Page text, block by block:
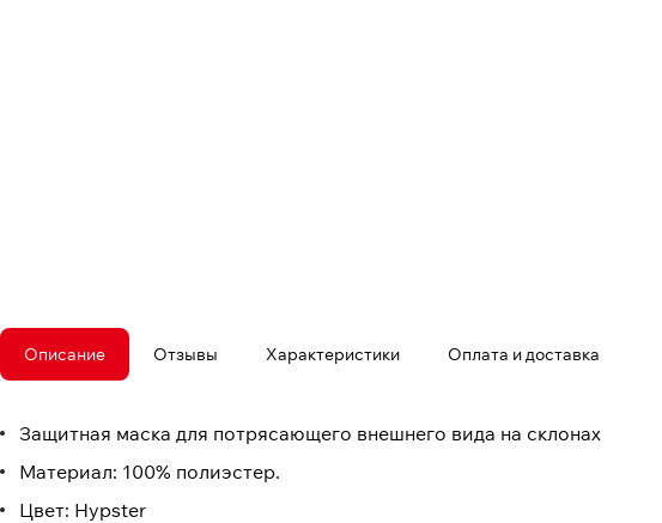
Описание Отзывы Характеристики Оплата и доставка
Защитная маска для потрясающего внешнего вида на склонах
Материал: 100% полиэстер.
Цвет: Hypster